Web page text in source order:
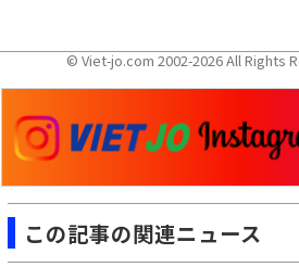
© Viet-jo.com 2002-2026 All Rights
この記事の関連ニュース